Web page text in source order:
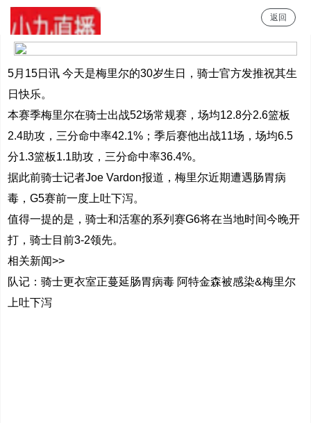
小9直播
返回
5月15日讯 今天是梅里尔的30岁生日，骑士官方发推祝其生
日快乐。
本赛季梅里尔在骑士出战52场常规赛，场均12.8分2.6篮板
2.4助攻，三分命中率42.1%；季后赛他出战11场，场均6.5
分1.3篮板1.1助攻，三分命中率36.4%。
据此前骑士记者Joe Vardon报道，梅里尔近期遭遇肠胃病
毒，G5赛前一度上吐下泻。
值得一提的是，骑士和活塞的系列赛G6将在当地时间今晚开
打，骑士目前3-2领先。
相关新闻>>
队记：骑士更衣室正蔓延肠胃病毒 阿特金森被感染&梅里尔
上吐下泻